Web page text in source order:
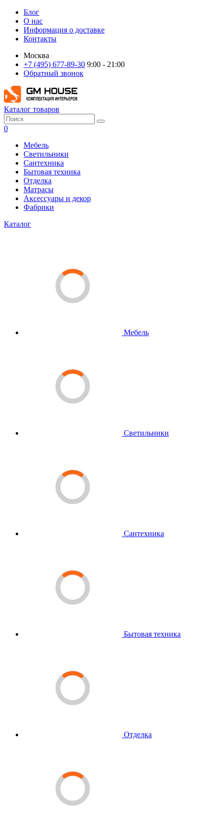
Блог
О нас
Информация о доставке
Контакты
Москва
+7 (495) 677-89-30 9:00 - 21:00
Обратный звонок
Каталог товаров
0
Мебель
Светильники
Сантехника
Бытовая техника
Отделка
Матрасы
Аксессуары и декор
Фабрики
Каталог
Мебель
Светильники
Сантехника
Бытовая техника
Отделка